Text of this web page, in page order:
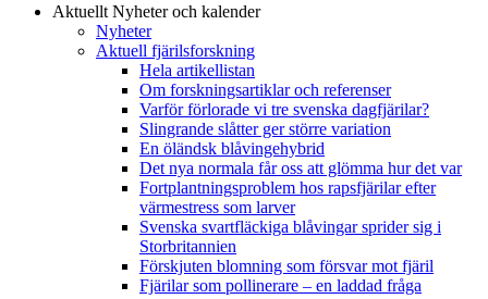
Aktuellt Nyheter och kalender
Nyheter
Aktuell fjärilsforskning
Hela artikellistan
Om forskningsartiklar och referenser
Varför förlorade vi tre svenska dagfjärilar?
Slingrande slåtter ger större variation
En öländsk blåvingehybrid
Det nya normala får oss att glömma hur det var
Fortplantningsproblem hos rapsfjärilar efter
värmestress som larver
Svenska svartfläckiga blåvingar sprider sig i
Storbritannien
Förskjuten blomning som försvar mot fjäril
Fjärilar som pollinerare – en laddad fråga